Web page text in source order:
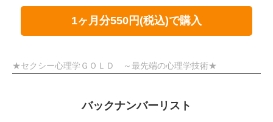
1ヶ月分550円(税込)で購入
★セクシー心理学ＧＯＬＤ ～最先端の心理学技術★
バックナンバーリスト